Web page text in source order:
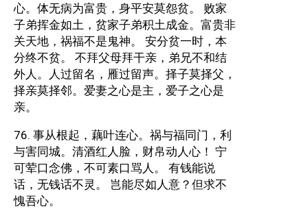
心。体无病为富贵，身平安莫怨贫。 败家
子弟挥金如土，贫家子弟积土成金。富贵非
关天地，祸福不是鬼神。 安分贫一时，本
分终不贫。 不拜父母拜干亲，弟兄不和结
外人。人过留名，雁过留声。择子莫择父，
择亲莫择邻。爱妻之心是主，爱子之心是
亲。
76. 事从根起，藕叶连心。祸与福同门，利
与害同城。清酒红人脸，财帛动人心！ 宁
可荤口念佛，不可素口骂人。 有钱能说
话，无钱话不灵。 岂能尽如人意？但求不
愧吾心。